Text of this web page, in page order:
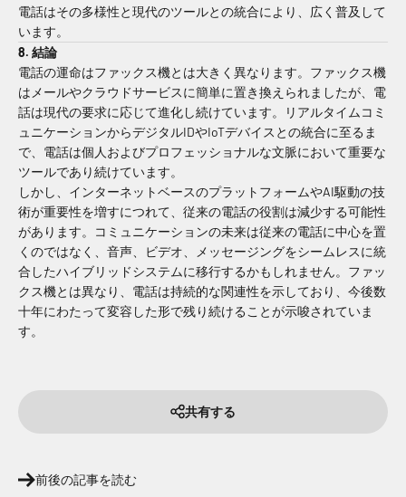
電話はその多様性と現代のツールとの統合により、広く普及して
います。
8. 結論
電話の運命はファックス機とは大きく異なります。ファックス機
はメールやクラウドサービスに簡単に置き換えられましたが、電
話は現代の要求に応じて進化し続けています。リアルタイムコミ
ュニケーションからデジタルIDやIoTデバイスとの統合に至るま
で、電話は個人およびプロフェッショナルな文脈において重要な
ツールであり続けています。
しかし、インターネットベースのプラットフォームやAI駆動の技
術が重要性を増すにつれて、従来の電話の役割は減少する可能性
があります。コミュニケーションの未来は従来の電話に中心を置
くのではなく、音声、ビデオ、メッセージングをシームレスに統
合したハイブリッドシステムに移行するかもしれません。ファッ
クス機とは異なり、電話は持続的な関連性を示しており、今後数
十年にわたって変容した形で残り続けることが示唆されていま
す。
共有する
前後の記事を読む